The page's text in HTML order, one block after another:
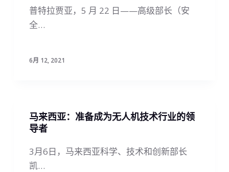
普特拉贾亚，5 月 22 日——高级部长（安
全…
6月 12, 2021
马来西亚：准备成为无人机技术行业的领
导者
3月6日，马来西亚科学、技术和创新部长
凯…